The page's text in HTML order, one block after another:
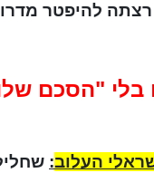
להיפטר
בלי "הסכם
העלוב: